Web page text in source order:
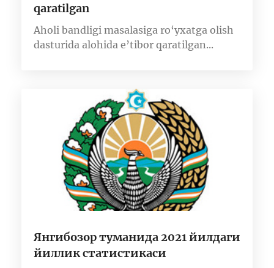
qaratilgan
Aholi bandligi masalasiga ro‘yxatga olish
dasturida alohida e’tibor qaratilgan...
Янгибозор туманида 2021 йилдаги
йиллик статистикаси